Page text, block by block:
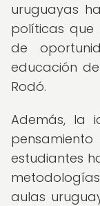
uruguayas
políticas
de
educación
Rodó.
Además, la
estudiantes
aulas